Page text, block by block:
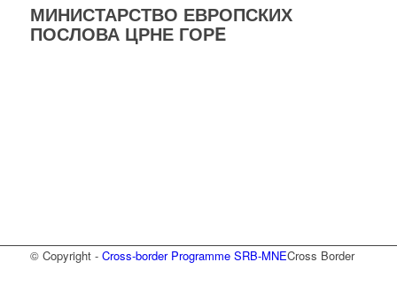
МИНИСТАРСТВО ЕВРОПСКИХ
ПОСЛОВА ЦРНЕ ГОРE
© Copyright - Cross-border Programme SRB-MNECross Border